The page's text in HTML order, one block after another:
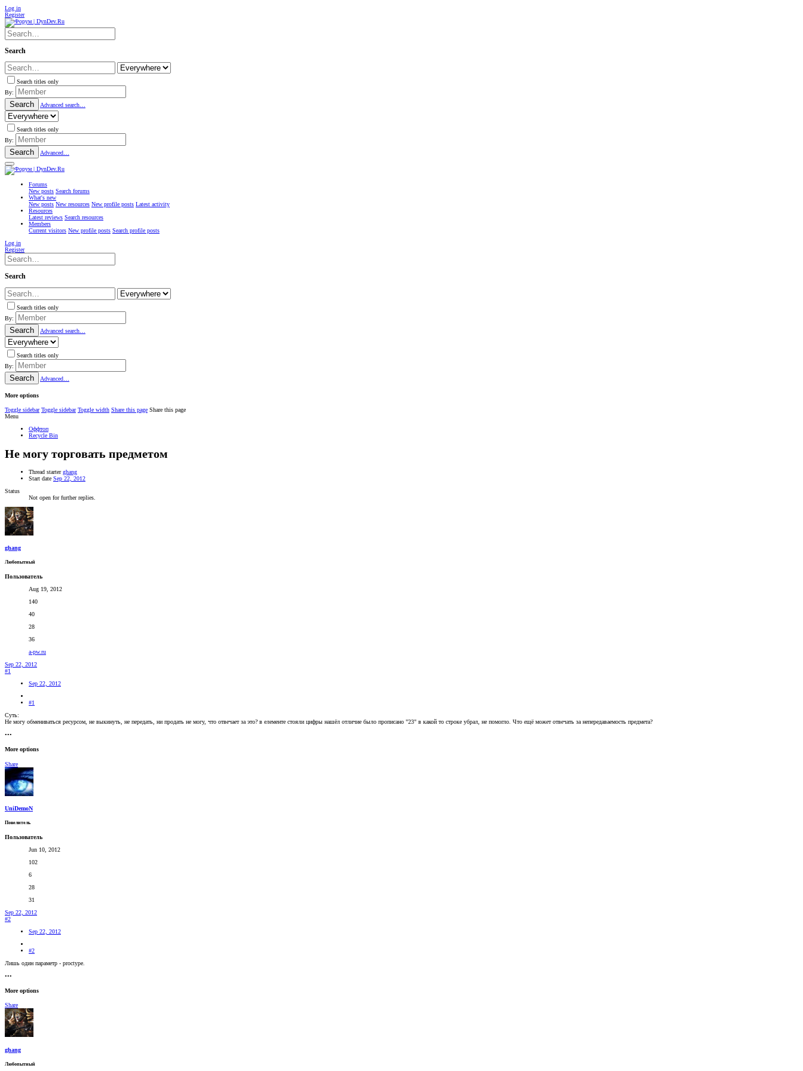
Log in
Register
Search
Search titles only
By:
Search Advanced search…
Search titles only
By:
Search Advanced…
Forums
New posts Search forums
What's new
New posts New resources New profile posts Latest activity
Resources
Latest reviews Search resources
Members
Current visitors New profile posts Search profile posts
Log in
Register
Search
Search titles only
By:
Search Advanced search…
Search titles only
By:
Search Advanced…
More options
Toggle sidebar Toggle sidebar Toggle width Share this page Share this page
Menu
Оффтоп
Recycle Bin
Не могу торговать предметом
Thread starter ghang
Start date Sep 22, 2012
Status
Not open for further replies.
ghang
Любопытный
Пользователь
Aug 19, 2012
140
40
28
36
a-pw.ru
Sep 22, 2012
#1
Sep 22, 2012
#1
Суть:
Не могу обмениваться ресурсом, не выкинуть, не передать, ни продать не могу, что отвечает за это? в елементе стояли цифры нашёл отличие было прописано "23" в какой то строке убрал, не помогло. Что ещё может отвечать за непередаваемость предмета?
•••
More options
Share
UniDemoN
Повелитель
Пользователь
Jun 10, 2012
102
6
28
31
Sep 22, 2012
#2
Sep 22, 2012
#2
Лишь один параметр - proctype.
•••
More options
Share
ghang
Любопытный